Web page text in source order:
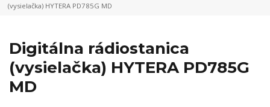
(vysielačka) HYTERA PD785G MD
Digitálna rádiostanica
(vysielačka) HYTERA PD785G
MD